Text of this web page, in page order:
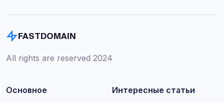
FASTDOMAIN
All rights are reserved 2024
Основное Интересные статьи